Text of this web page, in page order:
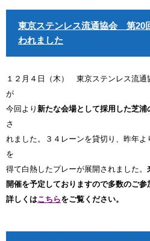
東京ステンレス流通協会 第
われました
１２月４日（木） 東京ステンレス流
が
今回より 新たな会場として採用した芝浦
さ
れました。３４レーンを貸切り、昨年
を
得て白熱したプレーが展開されました。
開催を予定しておりますので多数のご参
詳しくはこちらをご覧ください。